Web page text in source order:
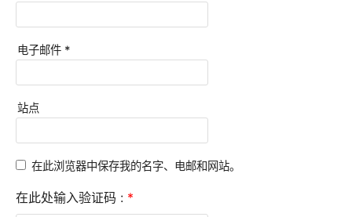
电子邮件 *
站点
在此浏览器中保存我的名字、电邮和网站。
在此处输入验证码 : *